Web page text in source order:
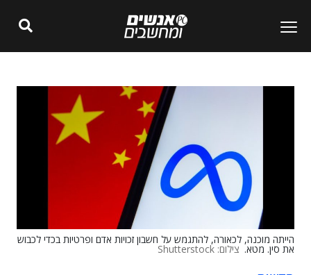
הייתה מוכנה, לכאורה, להתגמש על חשבון זכויות אדם ופרטיות בכדי לכבוש
את סין. מטא. צילום: Shutterstock